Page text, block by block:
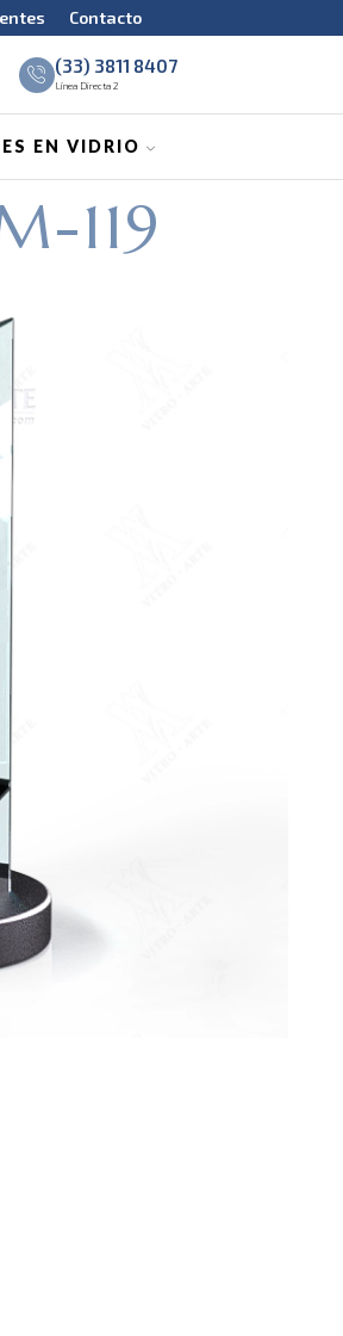
Contacto
(33) 3811 8407
Línea Directa 2
EN VIDRIO
119